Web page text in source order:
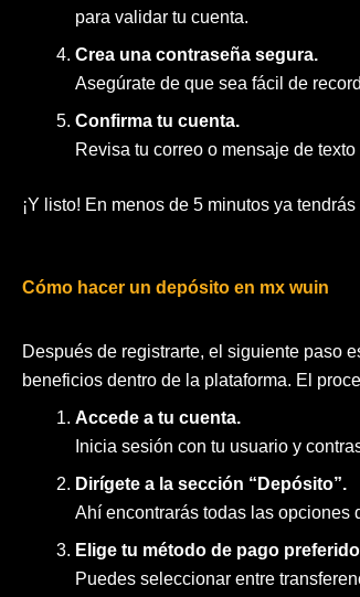
para validar tu cuenta.
Crea una contraseña segura.
Asegúrate de que sea fácil de
Confirma tu cuenta.
Revisa tu correo o mensaje de
¡Y listo! En menos de 5 minutos ya
Cómo hacer un depósito en mx wuin
Después de registrarte, el siguiente paso
beneficios dentro de la plataforma. El
Accede a tu cuenta.
Inicia sesión con tu usuario y
Dirígete a la sección “Depósito”.
Ahí encontrarás todas las opciones
Elige tu método de pago
Puedes seleccionar entre